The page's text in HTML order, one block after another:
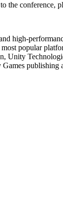
.
the
high-
popular
Unity